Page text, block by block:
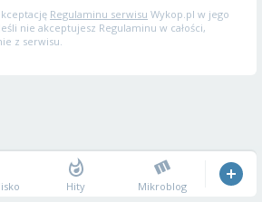
Regulaminu serwisu Wykop.pl w jego
nie akceptujesz Regulaminu w całości,
z serwisu.
Hity Mikroblog